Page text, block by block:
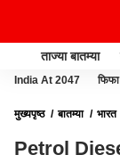
ताज्या बातम्या
India At 2047
मुख्यपृष्ठ बातम्या भारत
Petrol